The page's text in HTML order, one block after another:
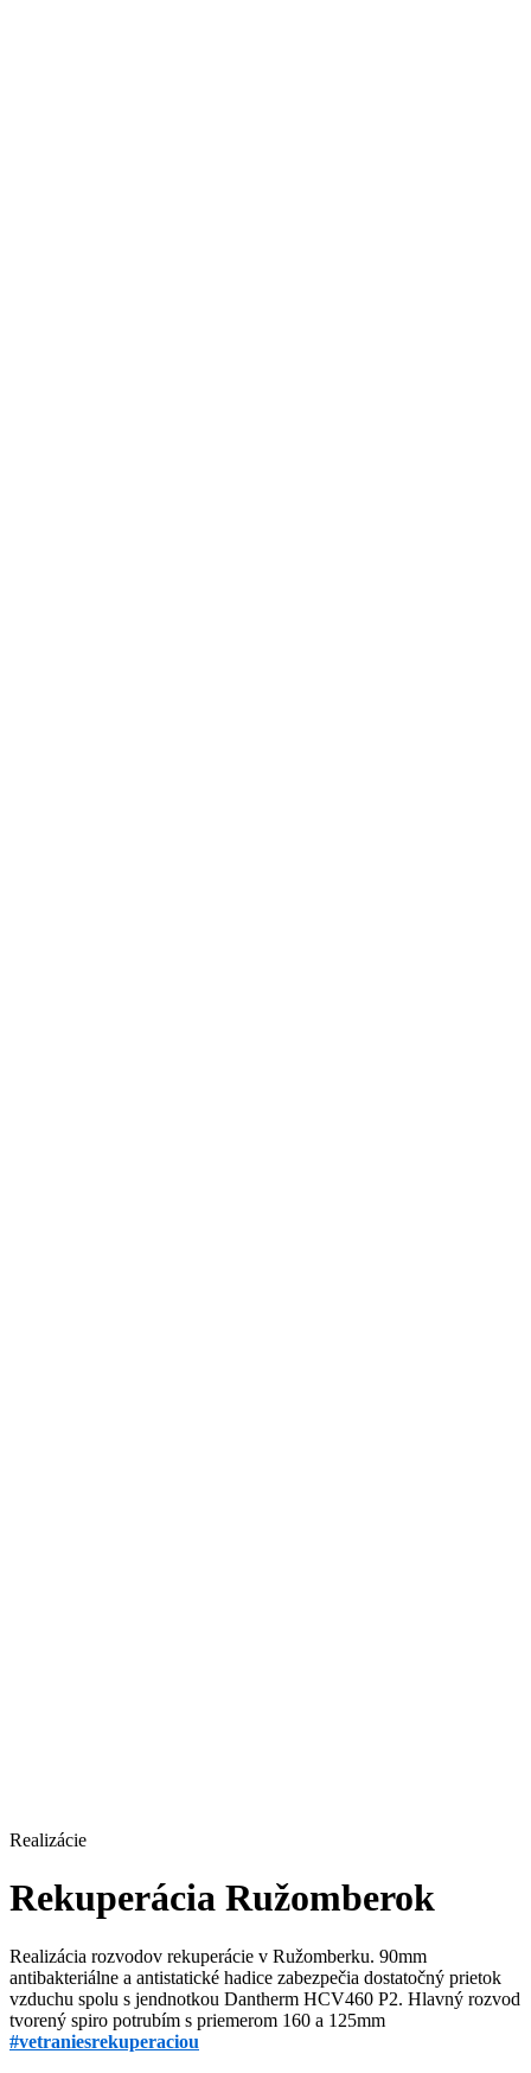
Realizácie
Rekuperácia Ružomberok
Realizácia rozvodov rekuperácie v Ružomberku. 90mm
antibakteriálne a antistatické hadice zabezpečia dostatočný prietok
vzduchu spolu s jendnotkou Dantherm HCV460 P2. Hlavný rozvod
tvorený spiro potrubím s priemerom 160 a 125mm
#vetraniesrekuperaciou